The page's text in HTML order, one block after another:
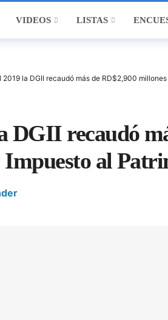
VIDEOS LISTAS
2019 la DGII recaudó más de RD$2,900
DGII recaudó
Impuesto al